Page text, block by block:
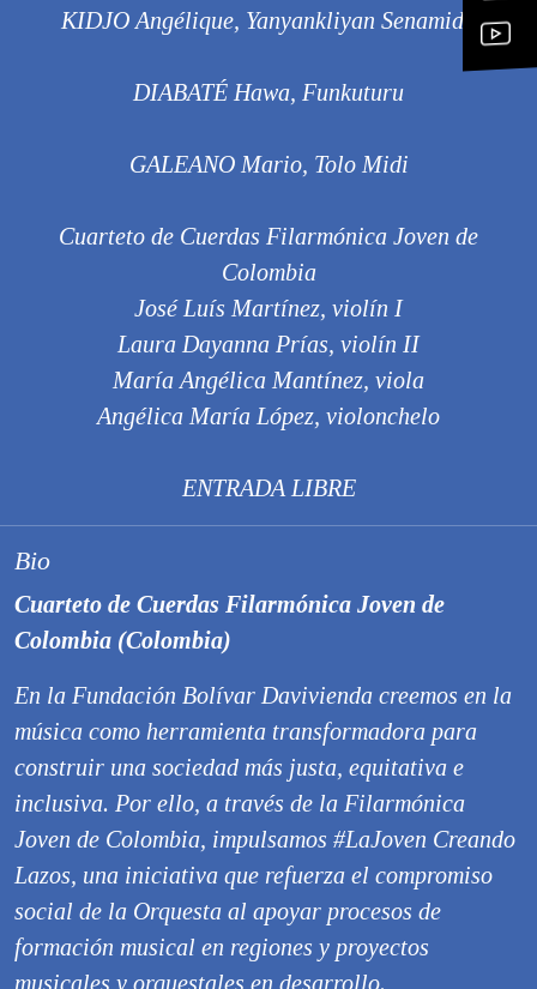
KIDJO Angélique, Yanyankliyan Senamido
DIABATÉ Hawa, Funkuturu
GALEANO Mario, Tolo Midi
Cuarteto de Cuerdas Filarmónica Joven de
Colombia
José Luís Martínez, violín I
Laura Dayanna Prías, violín II
María Angélica Mantínez, viola
Angélica María López, violonchelo
ENTRADA LIBRE
Bio
Cuarteto de Cuerdas Filarmónica Joven de
Colombia (Colombia)
En la Fundación Bolívar Davivienda creemos en la
música como herramienta transformadora para
construir una sociedad más justa, equitativa e
inclusiva. Por ello, a través de la Filarmónica
Joven de Colombia, impulsamos #LaJoven Creando
Lazos, una iniciativa que refuerza el compromiso
social de la Orquesta al apoyar procesos de
formación musical en regiones y proyectos
musicales y orquestales en desarrollo.